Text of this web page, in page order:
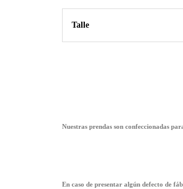
Talle
Nuestras prendas son confeccionadas
En caso de presentar algún defecto de